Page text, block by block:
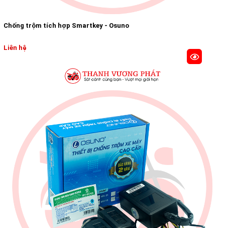
Chống trộm tích hợp Smartkey - Osuno
Liên hệ